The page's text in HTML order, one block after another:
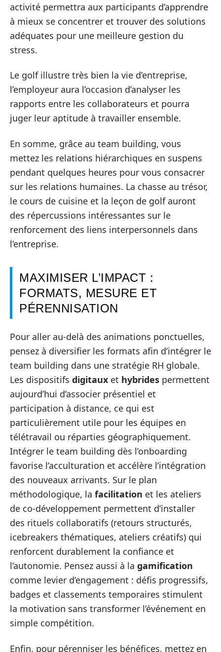
activité permettra aux participants d’apprendre
à mieux se concentrer et trouver des solutions
adéquates pour une meilleure gestion du
stress.
Le golf illustre très bien la vie d’entreprise,
l’employeur aura l’occasion d’analyser les
rapports entre les collaborateurs et pourra
juger leur aptitude à travailler ensemble.
En somme, grâce au team building, vous
mettez les relations hiérarchiques en suspens
pendant quelques heures pour vous consacrer
sur les relations humaines. La chasse au trésor,
le cours de cuisine et la leçon de golf auront
des répercussions intéressantes sur le
renforcement des liens interpersonnels dans
l’entreprise.
MAXIMISER L’IMPACT :
FORMATS, MESURE ET
PÉRENNISATION
Pour aller au‑delà des animations ponctuelles,
pensez à diversifier les formats afin d’intégrer le
team building dans une stratégie RH globale.
Les dispositifs digitaux et hybrides permettent
aujourd’hui d’associer présentiel et
participation à distance, ce qui est
particulièrement utile pour les équipes en
télétravail ou réparties géographiquement.
Intégrer le team building dès l’onboarding
favorise l’acculturation et accélère l’intégration
des nouveaux arrivants. Sur le plan
méthodologique, la facilitation et les ateliers
de co‑développement permettent d’installer
des rituels collaboratifs (retours structurés,
icebreakers thématiques, ateliers créatifs) qui
renforcent durablement la confiance et
l’autonomie. Pensez aussi à la gamification
comme levier d’engagement : défis progressifs,
badges et classements temporaires stimulent
la motivation sans transformer l’événement en
simple compétition.
Enfin, pour pérenniser les bénéfices, mettez en